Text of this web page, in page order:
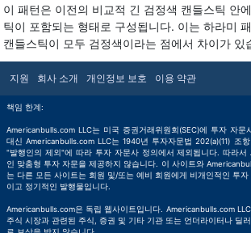
이 패턴은 이전의 비교적 긴 검정색 캔들스틱 안
틱이 포함되는 형태로 구성됩니다. 이는 하라미
캔들스틱이 모두 검정색이라는 점에서 차이가 있
지원 회사 소개 개인정보 보호 이용 약관
책임 한계:
Americanbulls.com LLC는 미국 증권거래위원회(SEC)에 투자 자문
대신 Americanbulls.com LLC는 1940년 투자자문법 202(a)(11) 조
"발행인의 제외"에 따라 투자 자문사 정의에서 제외됩니다. 따라서
인 맞춤형 투자 자문을 제공하지 않습니다. 이 사이트와
는 다른 모든 사이트는 회원 및/또는 예비 회원에게 비개인적인 투
이고 정기적인 발행물입니다.
Americanbulls.com은 독립 웹사이트입니다. Americanbulls.com
주식 시장과 관련된 주식, 증권 및 기타 기관 또는 언더라이터나 딜